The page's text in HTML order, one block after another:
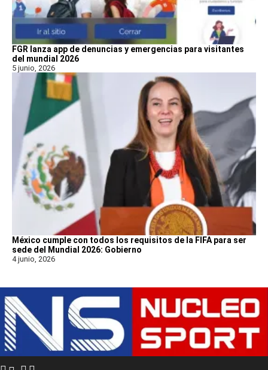
FGR lanza app de denuncias y emergencias para visitantes
del mundial 2026
5 junio, 2026
México cumple con todos los requisitos de la FIFA para ser
sede del Mundial 2026: Gobierno
4 junio, 2026